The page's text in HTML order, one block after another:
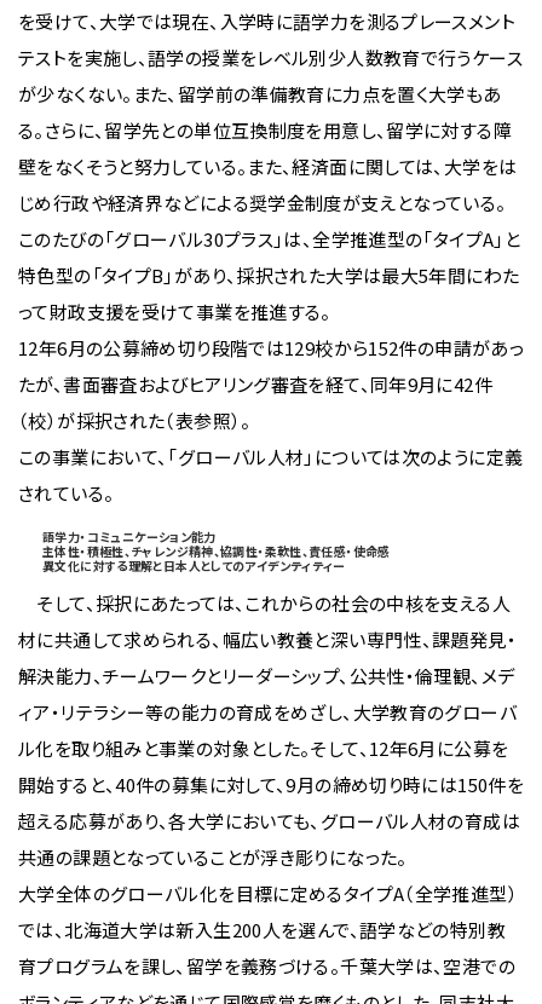
を受けて、大学では現在、入学時に語学力を測るプレースメント
テストを実施し、語学の授業をレベル別少人数教育で行うケース
が少なくない。また、留学前の準備教育に力点を置く大学もあ
る。さらに、留学先との単位互換制度を用意し、留学に対する障
壁をなくそうと努力している。また、経済面に関しては、大学をは
じめ行政や経済界などによる奨学金制度が支えとなっている。
このたびの「グローバル30プラス」は、全学推進型の「タイプA」と
特色型の「タイプB」があり、採択された大学は最大5年間にわた
って財政支援を受けて事業を推進する。
12年6月の公募締め切り段階では129校から152件の申請があっ
たが、書面審査およびヒアリング審査を経て、同年9月に42件
（校）が採択された（表参照）。
この事業において、「グローバル人材」については次のように定義
されている。
語学力・コミュニケーション能力
主体性・積極性、チャレンジ精神、協調性・柔軟性、責任感・使命感
異文化に対する理解と日本人としてのアイデンティティー
そして、採択にあたっては、これからの社会の中核を支える人
材に共通して求められる、幅広い教養と深い専門性、課題発見・
解決能力、チームワークとリーダーシップ、公共性・倫理観、メデ
ィア・リテラシー等の能力の育成をめざし、大学教育のグローバ
ル化を取り組みと事業の対象とした。そして、12年6月に公募を
開始すると、40件の募集に対して、9月の締め切り時には150件を
超える応募があり、各大学においても、グローバル人材の育成は
共通の課題となっていることが浮き彫りになった。
大学全体のグローバル化を目標に定めるタイプA（全学推進型）
では、北海道大学は新入生200人を選んで、語学などの特別教
育プログラムを課し、留学を義務づける。千葉大学は、空港での